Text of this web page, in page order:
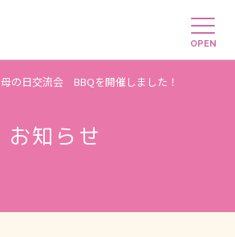
OPEN
母の日交流会 BBQを開催しました！
お知らせ